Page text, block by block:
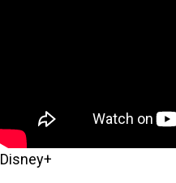
Disney+